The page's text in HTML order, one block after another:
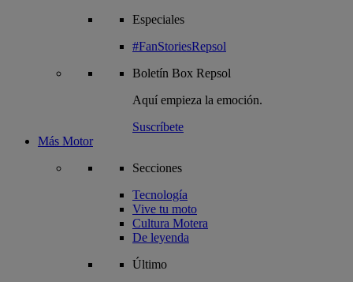
Especiales
#FanStoriesRepsol
Boletín Box Repsol
Aquí empieza la emoción.
Suscríbete
Más Motor
Secciones
Tecnología
Vive tu moto
Cultura Motera
De leyenda
Último